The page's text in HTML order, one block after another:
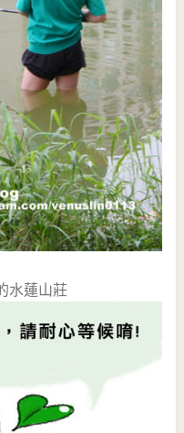
水蓮山莊